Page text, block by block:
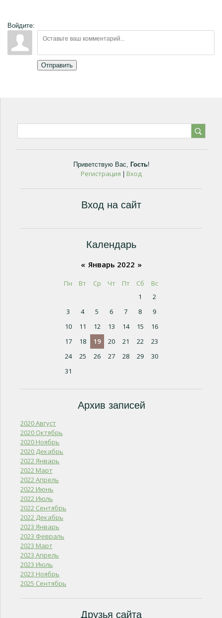
Войдите:
Отправить
Приветствую Вас, Гость!
Регистрация Вход
Вход на сайт
Календарь
« Январь 2022 »
Пн Вт Ср Чт Пт Сб
Вс
1
2
3
4 5 6 7 8
9
10
11 12 13 14 15
16
17
18 19 20 21 22
23
24
25 26 27 28 29
30
31
Архив записей
2020 Август
2020 Октябрь
2020 Ноябрь
2020 Декабрь
2022 Январь
2022 Март
2022 Апрель
2022 Июнь
2022 Июль
2022 Сентябрь
2022 Декабрь
2023 Январь
2023 Февраль
2023 Март
2023 Апрель
2023 Июль
2023 Ноябрь
2025 Сентябрь
Друзья сайта